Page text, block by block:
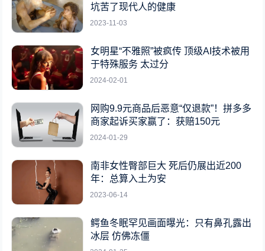
坑苦了现代人的健康
2023-11-03
女明星“不雅照”被疯传 顶级AI技术被用
于特殊服务 太过分
2024-02-01
网购9.9元商品后恶意“仅退款”！拼多多
商家起诉买家赢了：获赔150元
2024-01-29
南非女性臀部巨大 死后仍展出近200
年：总算入土为安
2023-06-14
鳄鱼冬眠罕见画面曝光：只有鼻孔露出
冰层 仿佛冻僵